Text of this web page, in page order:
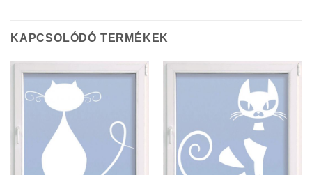
KAPCSOLÓDÓ TERMÉKEK